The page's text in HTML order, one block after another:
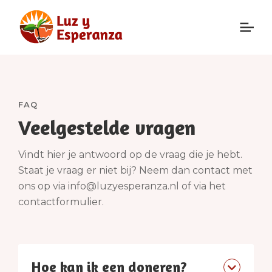
FAQ
Veelgestelde vragen
Vindt hier je antwoord op de vraag die je hebt.
Staat je vraag er niet bij? Neem dan contact met
ons op via info@luzyesperanza.nl of via het
contactformulier.
Hoe kan ik een doneren?